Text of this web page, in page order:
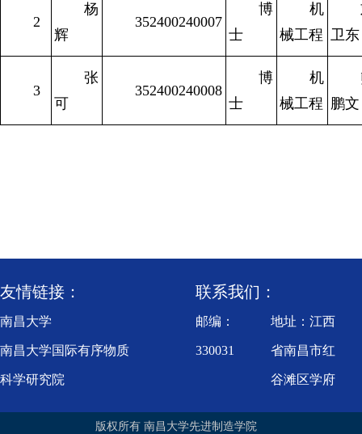
2
杨
辉
352400240007
博
士
机
械工程 卫东
3
张
可
352400240008
博
士
机
械工程 鹏文
友情链接：
南昌大学
南昌大学国际有序物质
科学研究院
联系我们：
邮编：
330031
地址：江西
省南昌市红
谷滩区学府
版权所有 南昌大学先进制造学院